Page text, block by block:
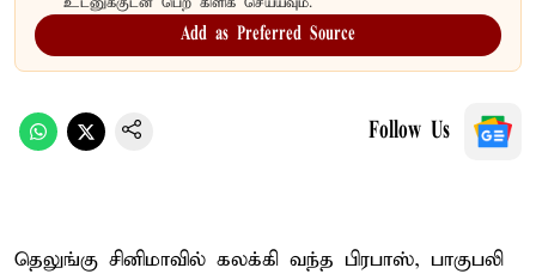
Add as Preferred Source
Follow Us
தெலுங்கு சினிமாவில் கலக்கி வந்த பிரபாஸ், பாகுபலி